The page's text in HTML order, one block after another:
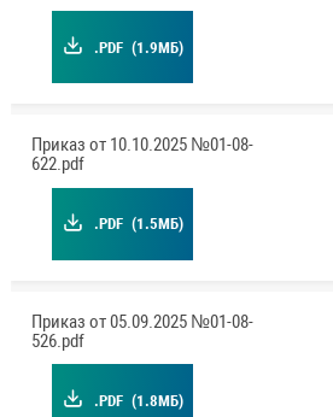
.PDF (1.9МБ)
Приказ от 10.10.2025 №01-08-
622.pdf
.PDF (1.5МБ)
Приказ от 05.09.2025 №01-08-
526.pdf
.PDF (1.8МБ)